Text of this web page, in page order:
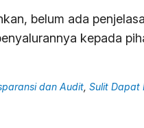
belum ada
kepada
dan Audit Sulit Dapat